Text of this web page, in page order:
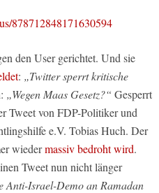
878712848171630594
den User gerichtet. Und sie
: „Twitter sperrt kritische
„Wegen Maas Gesetz?“ Gesperrt
Tweet von FDP-Politiker und
e.V. Tobias Huch. Der
wiedermassiv bedroht wird.
Tweet nun nicht länger
Anti-Israel-Demo an Ramadan